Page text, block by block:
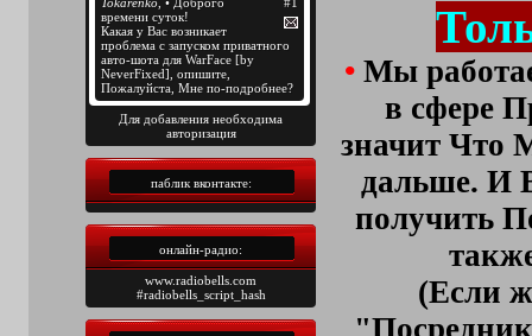
Для добавления необходима
авторизация
паблик вконтакте:
онлайн-радио:
www.radiobells.com
#radiobells_script_hash
• Мы
в сфере
значит Что
дальше. И
получить
(Если